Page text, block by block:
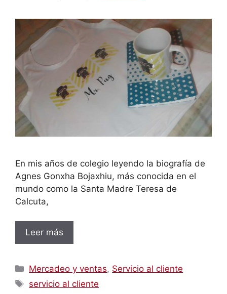
En mis años de colegio leyendo la biografía de
Agnes Gonxha Bojaxhiu, más conocida en el
mundo como la Santa Madre Teresa de
Calcuta,
Leer más
Categorías
Mercadeo y ventas, Servicio al cliente
Etiquetas
servicio al cliente